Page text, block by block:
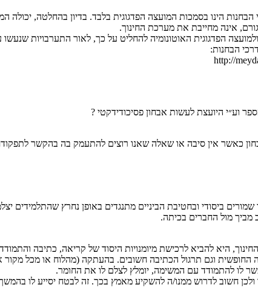
הינו בסמכות המועצה הפדגוגית בלבד. בדיון בהחלטה, יכולה
אינה מחייבת את מערכת החינוך.
הפדגוגית האוטונומיה להחליט על כך, לאור התערבויות
הבחנות:
http://
וע״י היועצת לעשות אבחון פסיכודידקטי ?
כאשר אין סיבה או שאלה שאנו רוצים להתעמק בה בהקשר
ביסודי ובחטיבת הביניים מתנגדים באופן נחרץ
מביך מול החברים בכיתה.
היא להביא לרכישת מיומנויות היסוד של קריאה, כתיבה
החופשית וגם תרגול הכתיבה חשובים. בהעתקה (מהלוח או מכל
לו להתמודד עם המשימה, יומלץ לצלם לו את החומר.
חשוב לדרוש ממנו/ה להשקיע מאמץ בכך. זה לבטח יסייע לו